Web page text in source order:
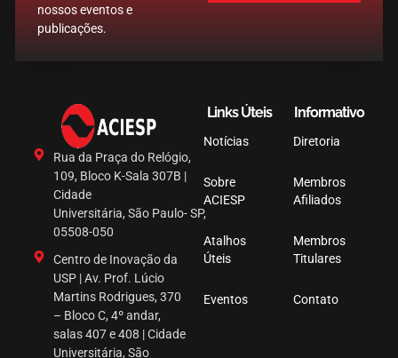
nossos eventos e
publicações.
Rua da Praça do Relógio,
109, Bloco K-Sala 307B |
Cidade
Universitária, São Paulo- SP,
05508-050
Centro de Inovação da
USP | Av. Prof. Lúcio
Martins Rodrigues, 370
– Bloco C, 4º andar,
salas 407 e 408 | Cidade
Universitária, São
Links Úteis
Notícias
Sobre
ACIESP
Atalhos
Úteis
Eventos
Informativo
Diretoria
Membros
Afiliados
Membros
Titulares
Contato